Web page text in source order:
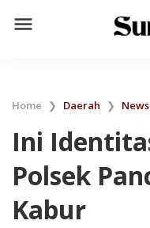
menu
Home ❯ Daerah ❯ News
Ini
Polsek
Kabur